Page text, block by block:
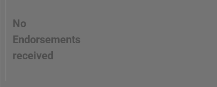
No
Endorsements
received